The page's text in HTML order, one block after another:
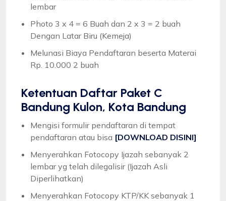
lembar
Photo 3 x 4 = 6 Buah dan 2 x 3 = 2 buah
Dengan Latar Biru (Kemeja)
Melunasi Biaya Pendaftaran beserta Materai
Rp. 10.000 2 buah
Ketentuan Daftar Paket C
Bandung Kulon, Kota Bandung
Mengisi formulir pendaftaran di tempat
pendaftaran atau bisa [DOWNLOAD DISINI]
Menyerahkan Fotocopy Ijazah sebanyak 2
lembar yg telah dilegalisir (Ijazah Asli
Diperlihatkan)
Menyerahkan Fotocopy KTP/KK sebanyak 1